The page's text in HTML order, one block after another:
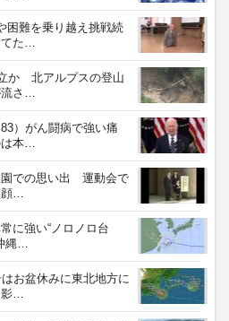
困難を乗り越え挑戦続
た…
か 北アルプスの登山
さ…
）がん闘病で強い痛
本…
園での思い出 運動会で
…
に強い“ノロノロ台
縄…
はお盆休みに東北地方に
…